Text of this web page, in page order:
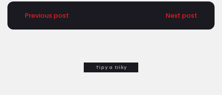
Previous post Next post
Tipy a triky